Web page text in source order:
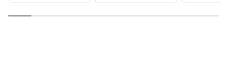
1 2 3 4 5 6 7 8 9